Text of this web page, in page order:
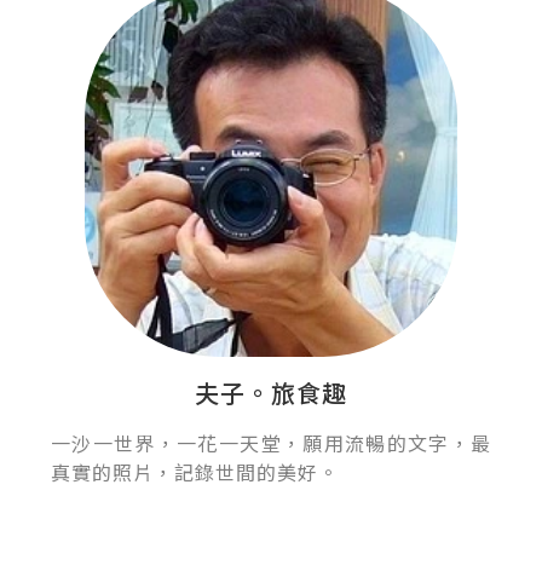
夫子。旅食趣
一沙一世界，一花一天堂，願用流暢的文字，最
真實的照片，記錄世間的美好。